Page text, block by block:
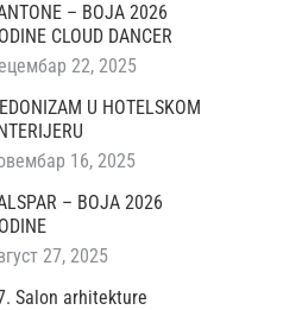
– BOJA 2026
CLOUD DANCER
22, 2025
U HOTELSKOM
16, 2025
– BOJA 2026
27, 2025
Salon arhitekture